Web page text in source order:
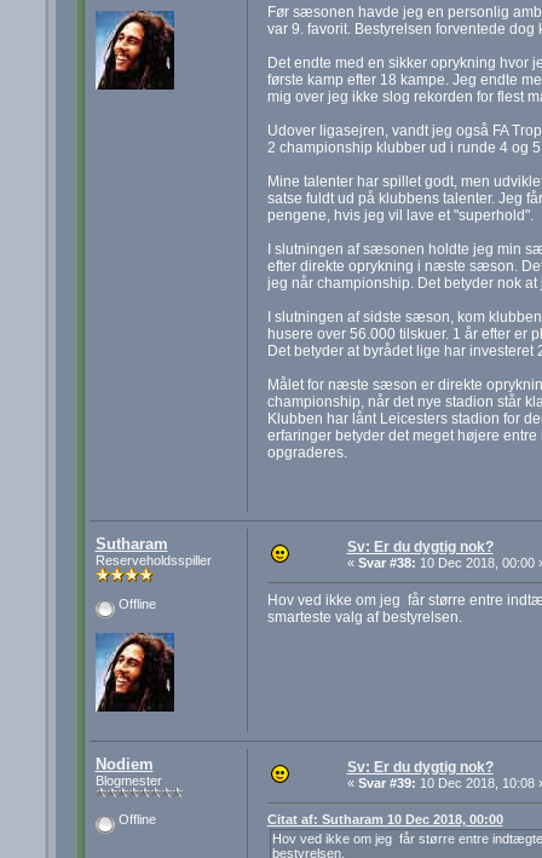
Før sæsonen havde jeg en personlig
var 9. favorit. Bestyrelsen forventede dog
Det endte med en sikker oprykning hvor
første kamp efter 18 kampe. Jeg endte
mig over jeg ikke slog rekorden for flest
Udover ligasejren, vandt jeg også FA
2 championship klubber ud i runde 4 og
Mine talenter har spillet godt, men
satse fuldt ud på klubbens talenter. Jeg
pengene, hvis jeg vil lave et "superhold".
I slutningen af sæsonen holdte jeg min
efter direkte oprykning i næste sæson.
jeg når championship. Det betyder nok
I slutningen af sidste sæson, kom
husere over 56.000 tilskuer. 1 år efter er
Det betyder at byrådet lige har
Målet for næste sæson er direkte
championship, når det nye stadion står
Klubben har lånt Leicesters stadion for
erfaringer betyder det meget højere
opgraderes.
Sutharam
Reserveholdsspiller
Offline
Sv: Er du dygtig nok?
« Svar #38: 10 Dec 2018, 00:00
Hov ved ikke om jeg får større entre
smarteste valg af bestyrelsen.
Nodiem
Blogmester
Offline
Sv: Er du dygtig nok?
« Svar #39: 10 Dec 2018, 10:08
Citat af: Sutharam 10 Dec 2018, 00:00
Hov ved ikke om jeg får større entre
bestyrelsen.